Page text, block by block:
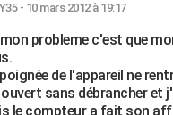
- 10 mars 2012 à 19:17
probleme c'est que
de l'appareil ne
sans débrancher et
le compteur a fait son